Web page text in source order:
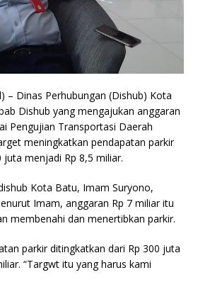
– Dinas Perhubungan (Dishub) Kota
Dishub yang mengajukan anggaran
Pengujian Transportasi Daerah
meningkatkan pendapatan parkir
menjadi Rp 8,5 miliar.
Kota Batu, Imam Suryono,
Imam, anggaran Rp 7 miliar itu
membenahi dan menertibkan parkir.
parkir ditingkatkan dari Rp 300 juta
“Targwt itu yang harus kami